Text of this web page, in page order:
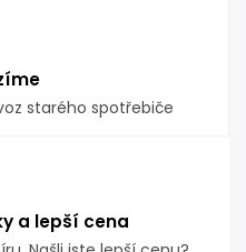
starého spotřebiče
a lepší cena